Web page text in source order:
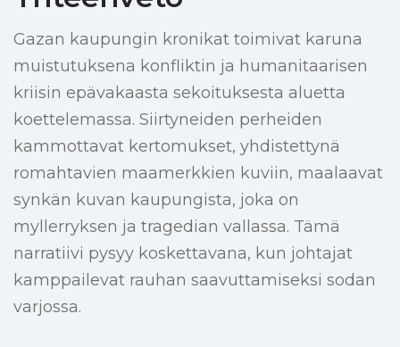
Gazan kaupungin kronikat toimivat karuna
muistutuksena konfliktin ja humanitaarisen
kriisin epävakaasta sekoituksesta aluetta
koettelemassa. Siirtyneiden perheiden
kammottavat kertomukset, yhdistettynä
romahtavien maamerkkien kuviin, maalaavat
synkän kuvan kaupungista, joka on
myllerryksen ja tragedian vallassa. Tämä
narratiivi pysyy koskettavana, kun johtajat
kamppailevat rauhan saavuttamiseksi sodan
varjossa.